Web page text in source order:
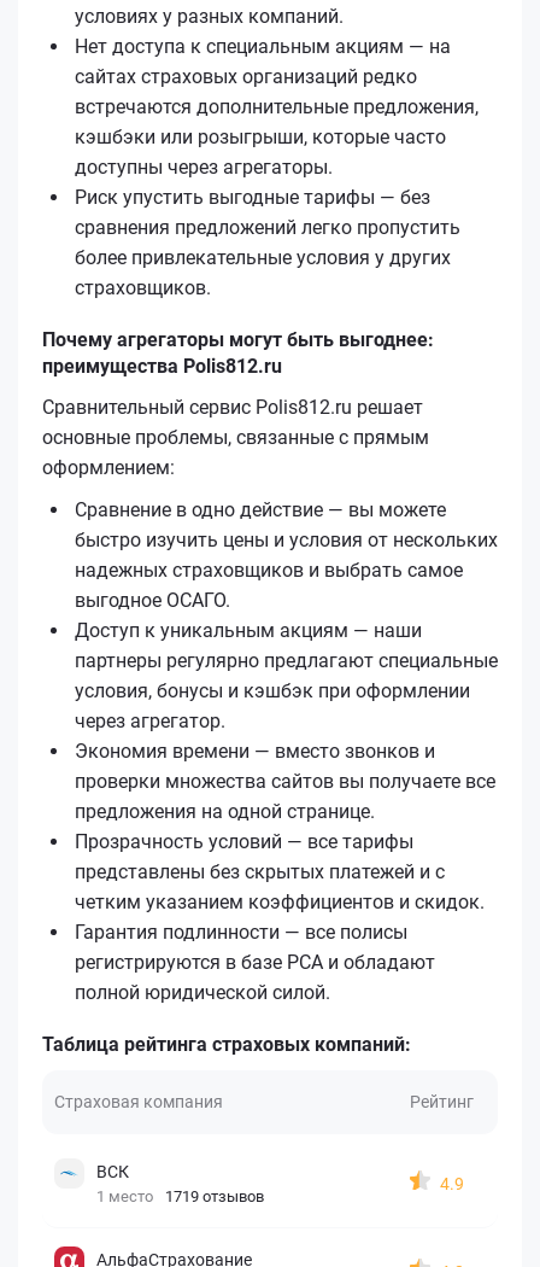
условиях у разных компаний.
Нет доступа к специальным акциям — на
сайтах страховых организаций редко
встречаются дополнительные предложения,
кэшбэки или розыгрыши, которые часто
доступны через агрегаторы.
Риск упустить выгодные тарифы — без
сравнения предложений легко пропустить
более привлекательные условия у других
страховщиков.
Почему агрегаторы могут быть выгоднее:
преимущества Polis812.ru
Сравнительный сервис Polis812.ru решает
основные проблемы, связанные с прямым
оформлением:
Сравнение в одно действие — вы можете
быстро изучить цены и условия от нескольких
надежных страховщиков и выбрать самое
выгодное ОСАГО.
Доступ к уникальным акциям — наши
партнеры регулярно предлагают специальные
условия, бонусы и кэшбэк при оформлении
через агрегатор.
Экономия времени — вместо звонков и
проверки множества сайтов вы получаете все
предложения на одной странице.
Прозрачность условий — все тарифы
представлены без скрытых платежей и с
четким указанием коэффициентов и скидок.
Гарантия подлинности — все полисы
регистрируются в базе РСА и обладают
полной юридической силой.
Таблица рейтинга страховых компаний:
Страховая компания Рейтинг
ВСК
1 место 1719 отзывов
4.9
АльфаСтрахование